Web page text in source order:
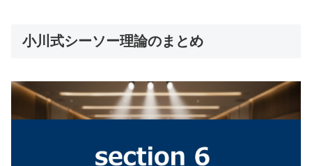
小川式シーソー理論のまとめ